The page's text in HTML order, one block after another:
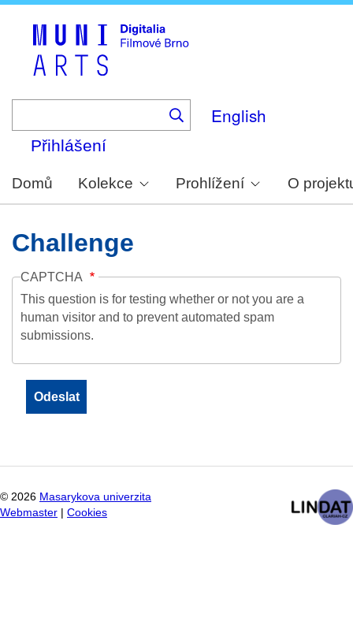
English
Přihlášení
Domů Kolekce Prohlížení O
Challenge
CAPTCHA
This question is for testing whether or not you are a
human visitor and to prevent automated spam
submissions.
© 2026 Masarykova univerzita
Webmaster
Cookies